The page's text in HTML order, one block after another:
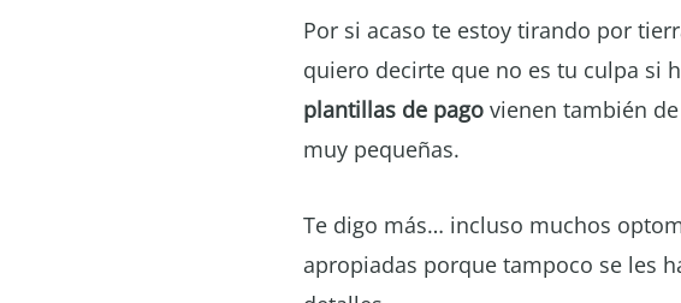
Por si acaso te estoy tirando por
quiero decirte que no es tu culpa si
plantillas de pago vienen también
muy pequeñas.
Te digo más… incluso muchos
apropiadas porque tampoco se les